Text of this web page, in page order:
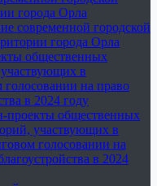
города Орла
современной городской
города Орла
общественных
в
голосовании на право
в 2024 году
проекты общественных
участвующих в
голосовании на
в 2024